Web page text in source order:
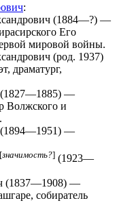
:
(1884—?) —
Его
мировой войны.
(род. 1937)
драматург,
(1827—1885) —
Волжского и
(1894—1951) —
[значимость?] (1923—
(1837—1908) —
собиратель